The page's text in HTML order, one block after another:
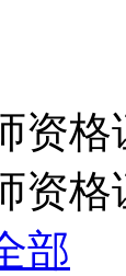
资格
资格
部